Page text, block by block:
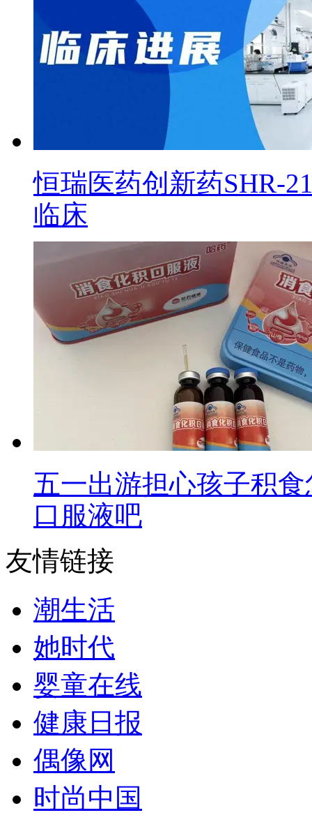
恒瑞医药创新药SHR-
临床
五一出游担心孩子积
口服液吧
友情链接
潮生活
她时代
婴童在线
健康日报
偶像网
时尚中国